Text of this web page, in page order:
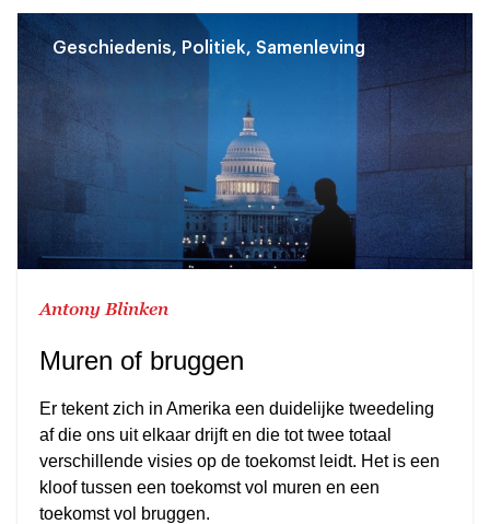
Geschiedenis, Politiek, Samenleving
Antony Blinken
Muren of bruggen
Er tekent zich in Amerika een duidelijke tweedeling
af die ons uit elkaar drijft en die tot twee totaal
verschillende visies op de toekomst leidt. Het is een
kloof tussen een toekomst vol muren en een
toekomst vol bruggen.